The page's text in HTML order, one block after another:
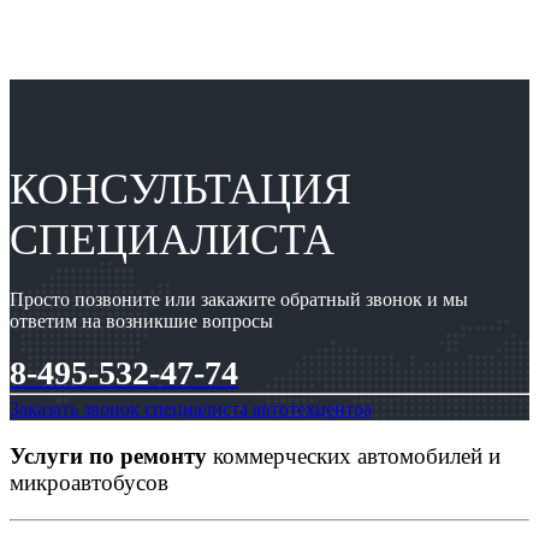
КОНСУЛЬТАЦИЯ
СПЕЦИАЛИСТА
Просто позвоните или закажите обратный звонок и мы
ответим на возникшие вопросы
8-495-532-47-74
Заказать звонок специалиста автотехцентра
Услуги по ремонту коммерческих автомобилей и
микроавтобусов